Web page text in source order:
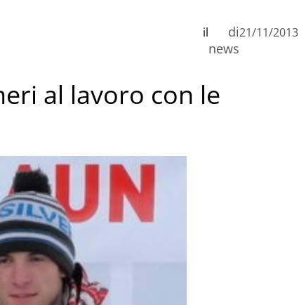
di
news
il 21/11/2013
al lavoro con le